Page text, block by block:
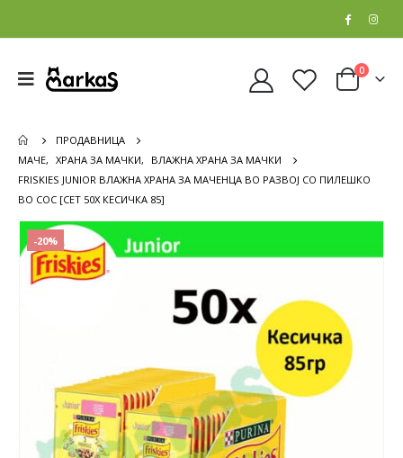
0
ПРОДАВНИЦА
МАЧЕ, ХРАНА ЗА МАЧКИ,
ВЛАЖНА ХРАНА ЗА МАЧКИ
FRISKIES JUNIOR ВЛАЖНА ХРАНА ЗА МАЧЕНЦА ВО РАЗВОЈ СО ПИЛЕШКО
ВО СОС [СЕТ 50X КЕСИЧКА 85]
-20%